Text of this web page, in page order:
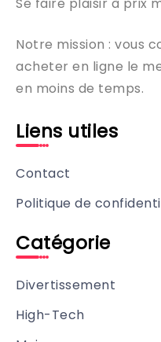
Se faire plaisir à prix
Notre mission : vous
acheter en ligne le
en moins de temps.
Liens utiles
Contact
Politique de
Catégorie
Divertissement
High-Tech